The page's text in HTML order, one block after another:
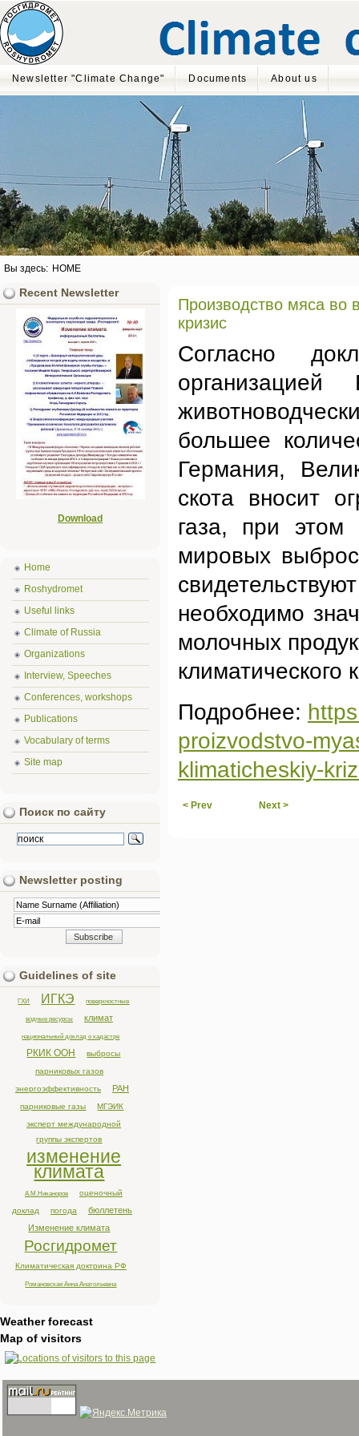
Newsletter "Climate Change" Documents About us
Вы здесь: HOME
Производство мяса во
кризис
Согласно
большее
Германия,
скота вносит
газа, при этом
мировых
необходимо
молочных
климатического
Подробнее:
proizvodstvo-
klimaticheskiy-
< Prev Next >
Recent Newsletter
Download
Home
Roshydromet
Useful links
Climate of Russia
Organizations
Interview, Speeches
Conferences, workshops
Publications
Vocabulary of terms
Site map
Поиск по сайту
Newsletter posting
Guidelines of site
ГХИ ИГКЭ поверхностные
водные ресурсы климат
национальный доклад о кадастре
РКИК ООН
выбросы
парниковых газов
энергоэффективность
РАН
парниковые газы
МГЭИК
эксперт международной
группы экспертов
изменение
климата
А.М.Никаноров
оценочный
доклад
погода
бюллетень
Изменение климата
Росгидромет
Климатическая доктрина РФ
Романовская Анна Анатольевна
Weather forecast
Map of visitors